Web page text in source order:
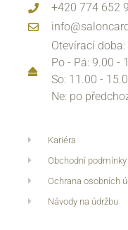
+420 774 652
Otevírací doba:
Po - Pá: 9.00 -
So: 11.00 -
Ne: po
Kariéra
Obchodní podmínky
Ochrana osobních
Návody na údržbu